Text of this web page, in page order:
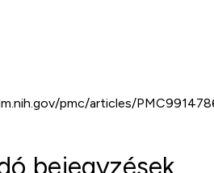
pmc/articles/
bejegyzések